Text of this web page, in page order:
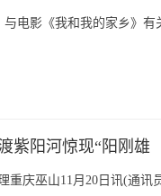
与电影《我和我的家乡》
紫阳河惊现“阳刚雄
重庆巫山11月20日讯(通